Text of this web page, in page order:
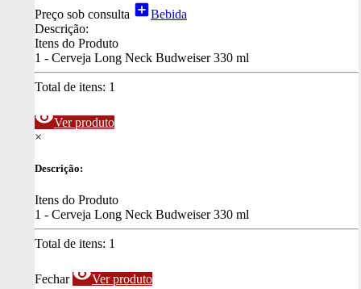
Preço sob consulta add_boxBebida
Descrição:
Itens do Produto
1 - Cerveja Long Neck Budweiser 330 ml
Total de itens: 1
visibilityVer produto
×
Descrição:
Itens do Produto
1 - Cerveja Long Neck Budweiser 330 ml
Total de itens: 1
Fechar visibilityVer produto